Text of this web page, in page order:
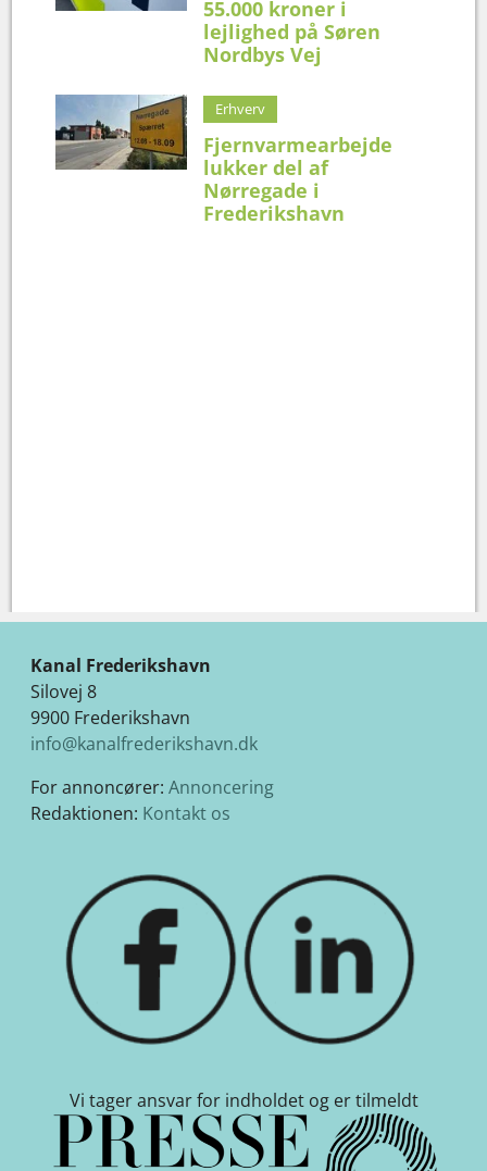
55.000 kroner i
lejlighed på Søren
Nordbys Vej
Erhverv
Fjernvarmearbejde
lukker del af
Nørregade i
Frederikshavn
Kanal Frederikshavn
Silovej 8
9900 Frederikshavn
info@kanalfrederikshavn.dk
For annoncører: Annoncering
Redaktionen: Kontakt os
Vi tager ansvar for indholdet og er tilmeldt